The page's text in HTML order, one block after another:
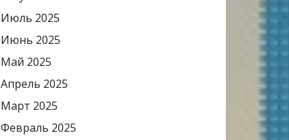
Июль 2025
Июнь 2025
Май 2025
Апрель 2025
Март 2025
Февраль 2025